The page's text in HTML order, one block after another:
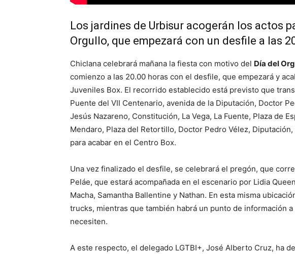
Los jardines de Urbisur acogerán los actos
Orgullo, que empezará con un desfile a las
Chiclana celebrará mañana la fiesta con motivo del Día del
comienzo a las 20.00 horas con el desfile, que empezará y
Juveniles Box. El recorrido establecido está previsto que
Puente del VII Centenario, avenida de la Diputación, Doctor
Jesús Nazareno, Constitución, La Vega, La Fuente, Plaza de
Mendaro, Plaza del Retortillo, Doctor Pedro Vélez,
para acabar en el Centro Box.
Una vez finalizado el desfile, se celebrará el pregón, que
Peláe, que estará acompañada en el escenario por Lidia
Macha, Samantha Ballentine y Nathan. En esta misma
trucks, mientras que también habrá un punto de información
necesiten.
A este respecto, el delegado LGTBI+, José Alberto Cruz, ha